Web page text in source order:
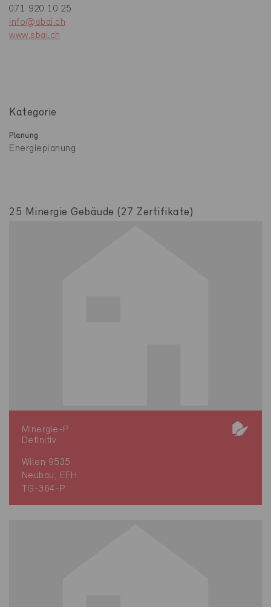
071 920 10 25
info@sbai.ch
www.sbai.ch
Kategorie
Planung
Energieplanung
25 Minergie Gebäude (27 Zertifikate)
Minergie-P
Definitiv
Wilen 9535
Neubau, EFH
TG-364-P